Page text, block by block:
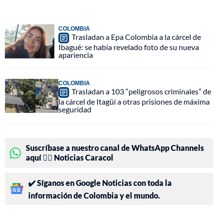
COLOMBIA
Trasladan a Epa Colombia a la cárcel de
Ibagué: se había revelado foto de su nueva
apariencia
COLOMBIA
Trasladan a 103 “peligrosos criminales” de
la cárcel de Itagüí a otras prisiones de máxima
seguridad
Suscríbase a nuestro canal de WhatsApp Channels
aquí 👉🏻 Noticias Caracol
✔️ Síganos en Google Noticias con toda la
información de Colombia y el mundo.